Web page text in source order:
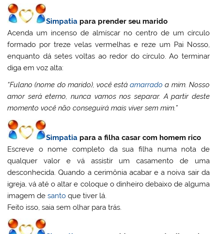
Simpatia para prender seu marido
Acenda um incenso de almíscar no centro de um círculo
formado por treze velas vermelhas e reze um Pai Nosso,
enquanto dá setes voltas ao redor do círculo. Ao terminar
diga em voz alta:
“Fulano (nome do marido), você estáamarrado a mim. Nosso
amor será eterno, nunca vamos nos separar. A partir deste
momento você não conseguirá mais viver sem mim.”
Simpatia para a filha casar com homem rico
Escreve o nome completo da sua filha numa nota de
qualquer valor e vá assistir um casamento de uma
desconhecida. Quando a cerimônia acabar e a noiva sair da
igreja, vá até o altar e coloque o dinheiro debaixo de alguma
imagem desanto que tiver lá.
Feito isso, saia sem olhar para trás.